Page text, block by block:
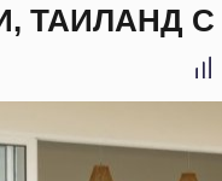
ТАИЛАНД С